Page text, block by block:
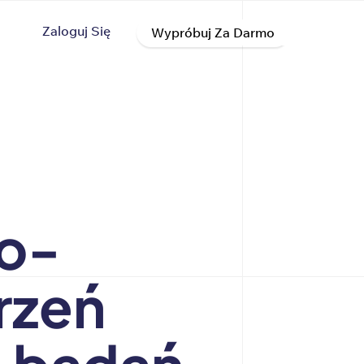
Zaloguj Się Wypróbuj Za Darmo